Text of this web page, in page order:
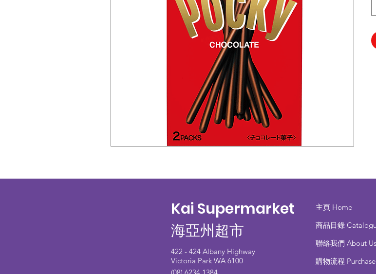
Kai Supermarket
海亞州超市
422 - 424 Albany Highway
Victoria Park WA 6100
主頁 Home
商品目錄
聯絡我們 About Us
購物流程